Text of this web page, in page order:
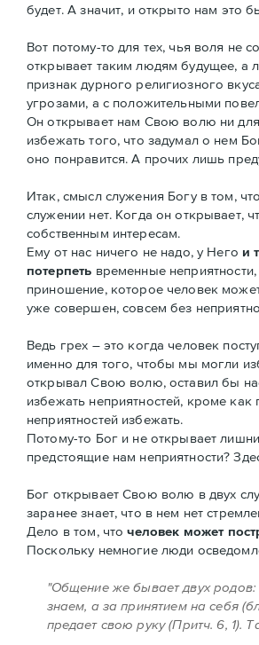
будет. А значит, и открыто нам это
Вот потому-то для тех, чья воля не
открывает таким людям будущее, а
признак дурного религиозного
угрозами, а с положительными
Он открывает нам Свою волю ни
избежать того, что задумал о нем
оно понравится. А прочих лишь
Итак, смысл служения Богу в том,
служении нет. Когда он открывает,
собственным интересам.
Ему от нас ничего не надо, у Него и
потерпеть временные
приношение, которое человек
уже совершен, совсем без
Ведь грех – это когда человек
именно для того, чтобы мы могли
открывал Свою волю, оставил бы
избежать неприятностей, кроме
неприятностей избежать.
Потому-то Бог и не открывает
предстоящие нам неприятности?
Бог открывает Свою волю в двух
заранее знает, что в нем нет
Дело в том, чточеловек может
Поскольку немногие люди
"Общение же бывает двух родов:
знаем, а за принятием на себя
предает свою руку (Притч. 6, 1).